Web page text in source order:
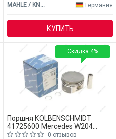
MAHLE / KNECHT
Германия
КУПИТЬ
Поршня KOLBENSCHMIDT
41725600 Mercedes W204
(CLASS-C)
0 отзывов
Скидка 4%